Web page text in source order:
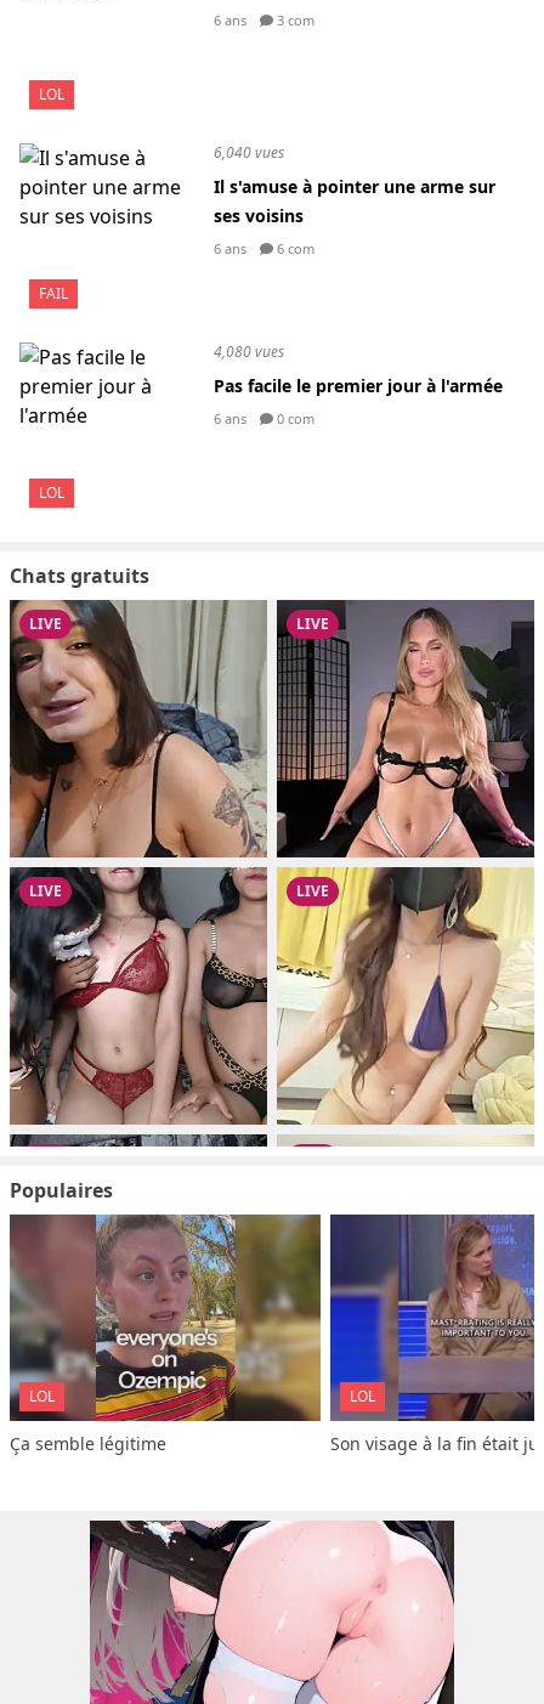
LOL
6 ans 3 com
FAIL
6,040 vues
Il s'amuse à pointer une arme sur
ses voisins
6 ans 6 com
LOL
4,080 vues
Pas facile le premier jour à l'armée
6 ans 0 com
Chats gratuits
Populaires
LOL
Ça semble légitime
LOL
Son visage à la fin était